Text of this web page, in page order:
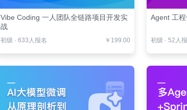
Vibe Coding 一人团队全链路项目开发实
战
初级 · 633人报名 ￥199.00
Agent 工
初级 · 52人